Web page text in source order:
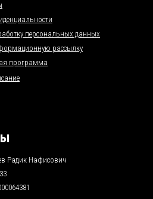
Радик Нафисович
персональных данных
рассылку
программа